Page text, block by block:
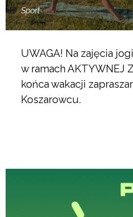
Sport
UWAGA! Na zajęcia
w ramach AKTYWNEJ
końca wakacji
Koszarowcu.